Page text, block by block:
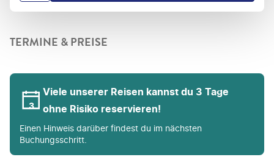
TERMINE & PREISE
Viele unserer Reisen kannst du 3 Tage
ohne Risiko reservieren!
Einen Hinweis darüber findest du im nächsten
Buchungsschritt.